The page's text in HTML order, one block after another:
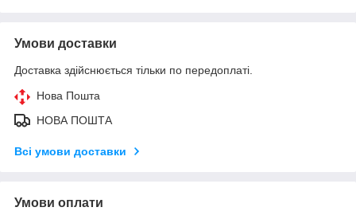
Умови доставки
Доставка здійснюється тільки по передоплаті.
Нова Пошта
НОВА ПОШТА
Всі умови доставки
Умови оплати